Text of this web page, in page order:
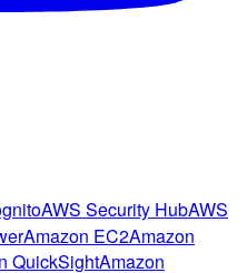
AWS Security HubAWS
Amazon EC2Amazon
QuickSightAmazon